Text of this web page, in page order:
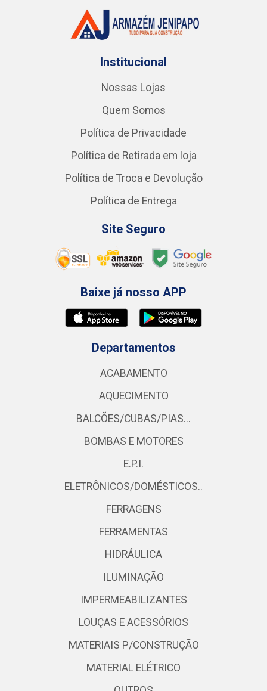
Institucional
Nossas Lojas
Quem Somos
Política de Privacidade
Política de Retirada em loja
Política de Troca e Devolução
Política de Entrega
Site Seguro
Baixe já nosso APP
Departamentos
ACABAMENTO
AQUECIMENTO
BALCÕES/CUBAS/PIAS...
BOMBAS E MOTORES
E.P.I.
ELETRÔNICOS/DOMÉSTICOS..
FERRAGENS
FERRAMENTAS
HIDRÁULICA
ILUMINAÇÃO
IMPERMEABILIZANTES
LOUÇAS E ACESSÓRIOS
MATERIAIS P/CONSTRUÇÃO
MATERIAL ELÉTRICO